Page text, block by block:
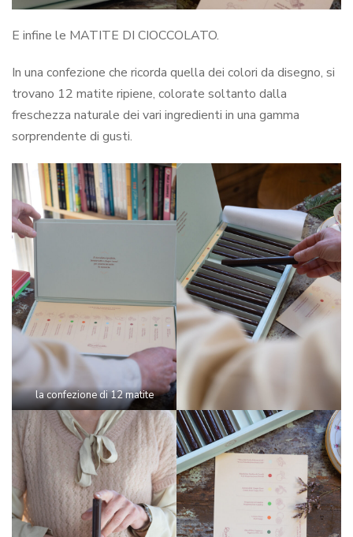
E infine le MATITE DI CIOCCOLATO.
In una confezione che ricorda quella dei colori da disegno, si
trovano 12 matite ripiene, colorate soltanto dalla
freschezza naturale dei vari ingredienti in una gamma
sorprendente di gusti.
la confezione di 12 matite